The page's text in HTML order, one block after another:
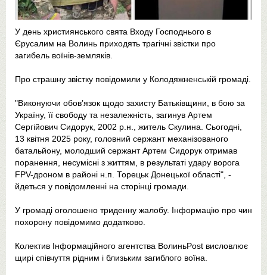
У день християнського свята Входу Господнього в
Єрусалим на Волинь приходять трагічні звістки про
загибель воїнів-земляків.
Про страшну звістку повідомили у Колодяжненській громаді.
"Виконуючи обовʼязок щодо захисту Батьківщини, в бою за
Україну, її свободу та незалежність, загинув Артем
Сергійович Сидорук, 2002 р.н., житель Скулина. Сьогодні,
13 квітня 2025 року, головний сержант механізованого
батальйону, молодший сержант Артем Сидорук отримав
поранення, несумісні з життям, в результаті удару ворога
FPV-дроном в районі н.п. Торецьк Донецької області", -
йдеться у повідомленні на сторінці громади.
У громаді оголошено триденну жалобу. Інформацію про чин
похорону повідомимо додатково.
Колектив Інформаційного агентства ВолиньPost висловлює
щирі співчуття рідним і близьким загиблого воїна.